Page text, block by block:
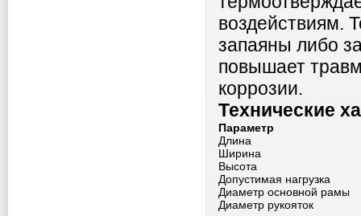
воздействиям.
запаяны либо
повышает
коррозии.
Технические
Параметр
Длина
Ширина
Высота
Допустимая нагрузка
Диаметр основной рамы
Диаметр рукояток